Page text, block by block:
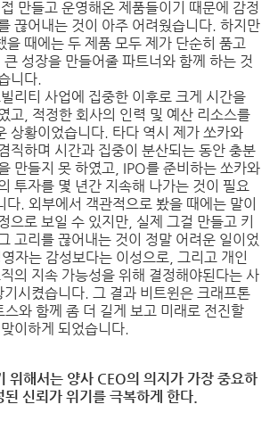
만들고 운영해온 제품들이기 때문에 감정
끊어내는 것이 아주 어려웠습니다. 하지만
을 때에는 두 제품 모두 제가 단순히 품고
성장을 만들어줄 파트너와 함께 하는 것
니다.
리티 사업에 집중한 이후로 크게 시간을
고, 적정한 회사의 인력 및 예산 리소스를
상황이었습니다. 타다 역시 제가 쏘카와
직하며 시간과 집중이 분산되는 동안 충분
만들지 못 하였고, IPO를 준비하는 쏘카와
투자를 몇 년간 지속해 나가는 것이 필요
다. 외부에서 객관적으로 봤을 때에는 말이
으로 보일 수 있지만, 실제 그걸 만들고 키
고리를 끊어내는 것이 정말 어려운 일이었
자는 감성보다는 이성으로, 그리고 개인
의 지속 가능성을 위해 결정해야된다는 사
기시켰습니다. 그 결과 비트윈은 크래프톤
와 함께 좀 더 길게 보고 미래로 전진할
이하게 되었습니다.
해서는 양사 CEO의 의지가 가장 중요하
신뢰가 위기를 극복하게 한다.